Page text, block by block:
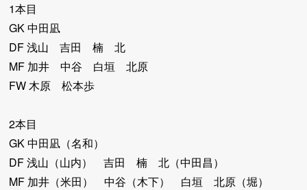
1本目
GK 中田凪
DF 浅山 吉田 楠 北
MF 加井 中谷 白垣 北原
FW 木原 松本歩
2本目
GK 中田凪（名和）
DF 浅山（山内） 吉田 楠 北（中田昌）
MF 加井（米田） 中谷（木下） 白垣 北原（堀）